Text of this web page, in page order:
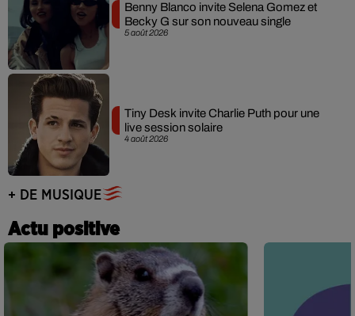
5 août 2026
Benny Blanco invite Selena Gomez et
Becky G sur son nouveau single
4 août 2026
Tiny Desk invite Charlie Puth pour une
live session solaire
+ DE MUSIQUE
Actu positive